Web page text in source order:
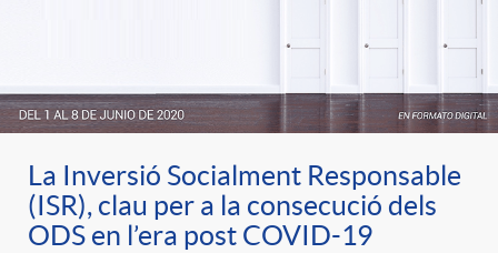
La Inversió Socialment Responsable
(ISR), clau per a la consecució dels
ODS en l’era post COVID-19